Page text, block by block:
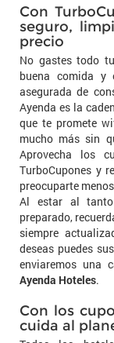
Con
seguro,
precio
No gastes todo
buena comida y
asegurada de
Ayenda es la
que te promete
mucho más sin
Aprovecha los
TurboCupones y
preocuparte
Al estar al
preparado,
siempre
deseas puedes
enviaremos una
Ayenda Hoteles.
Con los
cuida al